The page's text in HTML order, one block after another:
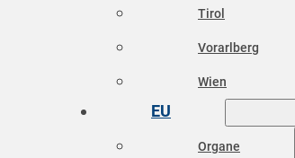
Tirol
Vorarlberg
Wien
EU
Organe